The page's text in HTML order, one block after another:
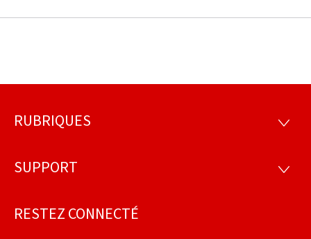
Pied
page
RUBRIQUES
SUPPORT
RESTEZ CONNECTÉ